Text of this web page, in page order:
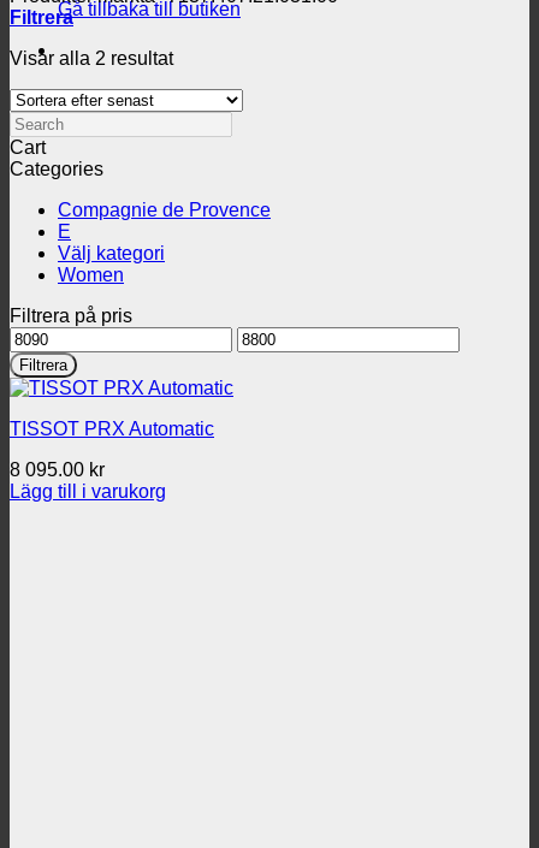
Gå tillbaka till butiken
Filtrera
Visar alla 2 resultatSortera
senaste
Search
Cart
Categories
Compagnie de Provence
E
Välj kategori
Women
Filtrera på pris
Min
pris
Max
pris
Filtrera
TISSOT PRX Automatic
8 095.00 kr
Lägg till i varukorg